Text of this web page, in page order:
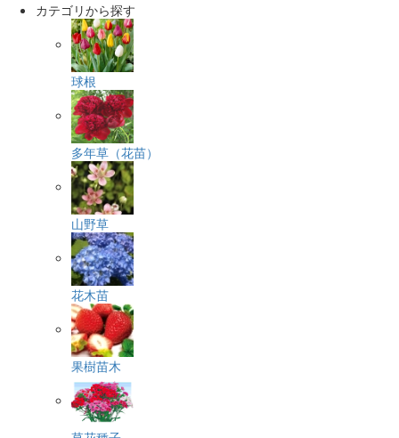
カテゴリから探す
球根
多年草（花苗）
山野草
花木苗
果樹苗木